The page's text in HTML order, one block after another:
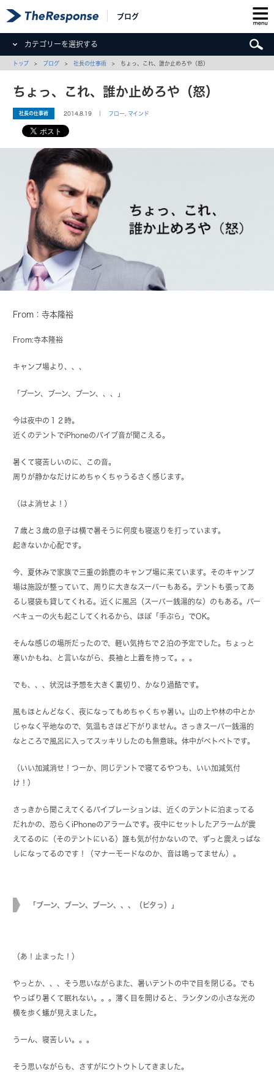
ブログ
カテゴリーを選択する
トップ > ブログ >社長の仕事術 > ちょっ、これ、誰か止めろや（怒）
ちょっ、これ、誰か止めろや（怒）
社長の仕事術 2014.8.19 ｜ フロー マインド
From：寺本隆裕
From:寺本隆裕
キャンプ場より、、、
「ブーン、ブーン、ブーン、、、」
今は夜中の１２時。
近くのテントでiPhoneのバイブ音が聞こえる。
暑くて寝苦しいのに、この音。
周りが静かなだけにめちゃくちゃうるさく感じます。
（はよ消せよ！）
７歳と３歳の息子は横で暑そうに何度も寝返りを打っています。
起きないか心配です。
今、夏休みで家族で三重の鈴鹿のキャンプ場に来ています。そのキャンプ
場は施設が整っていて、周りに大きなスーパーもある。テントも張ってあ
るし寝袋も貸してくれる。近くに風呂（スーパー銭湯的な）のもある。バー
ベキューの火も起こしてくれるから、ほぼ「手ぶら」でOK。
そんな感じの場所だったので、軽い気持ちで２泊の予定でした。ちょっと
寒いかもね、と言いながら、長袖と上着を持って。。。
でも、、、状況は予想を大きく裏切り、かなり過酷です。
風もほとんどなく、夜になってもめちゃくちゃ暑い。山の上や林の中とか
じゃなく平地なので、気温もさほど下がりません。さっきスーパー銭湯的
なところで風呂に入ってスッキリしたのも無意味。体中がベトベトです。
（いい加減消せ！つーか、同じテントで寝てるやつも、いい加減気付
け！）
さっきから聞こえてくるバイブレーションは、近くのテントに泊まってる
だれかの、恐らくiPhoneのアラームです。夜中にセットしたアラームが震
えてるのに（そのテントにいる）誰も気が付かないので、ずっと震えっぱな
しになってるのです！（マナーモードなのか、音は鳴ってません）。
「ブーン、ブーン、ブーン、、、（ピタっ）」
（あ！止まった！）
やっとか、、、そう思いながらまた、暑いテントの中で目を閉じる。でも
やっぱり暑くて眠れない。。。薄く目を開けると、ランタンの小さな光の
横を歩く蟻が見えました。
うーん、寝苦しい。。。
そう思いながらも、さすがにウトウトしてきました。